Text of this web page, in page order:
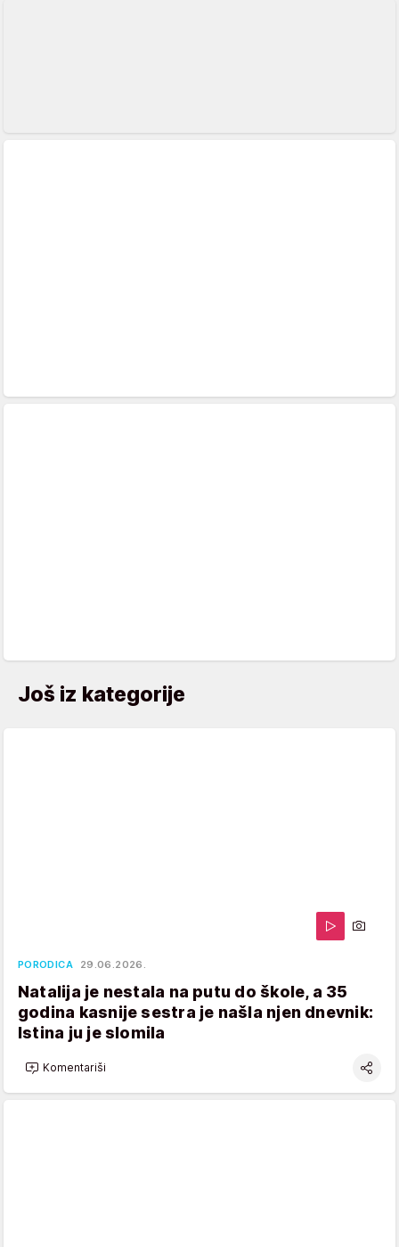
Još iz kategorije
PORODICA 29.06.2026.
Natalija je nestala na putu do škole, a 35
godina kasnije sestra je našla njen dnevnik:
Istina ju je slomila
Komentariši